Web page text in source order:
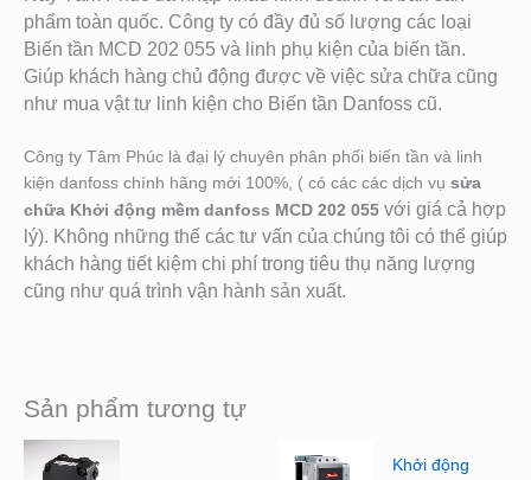
phẩm toàn quốc. Công ty có đầy đủ số lượng các loại
Biến tần MCD 202 055 và linh phụ kiện của biến tần.
Giúp khách hàng chủ động được về việc sửa chữa cũng
như mua vật tư linh kiện cho Biến tần Danfoss cũ.
Công ty Tâm Phúc là đại lý chuyên phân phối biến tần và linh
kiện danfoss chính hãng mới 100%, ( có các các dịch vụ sửa
chữa Khởi động mềm danfoss MCD 202 055 với giá cả hợp
lý). Không những thế các tư vấn của chúng tôi có thể giúp
khách hàng tiết kiệm chi phí trong tiêu thụ năng lượng
cũng như quá trình vận hành sản xuất.
Sản phẩm tương tự
Khởi động